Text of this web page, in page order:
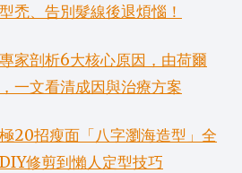
禿、告別髮線後退煩惱！
家剖析6大核心原因，由荷爾
一文看清成因與治療方案
20招瘦面「八字瀏海造型」全
修剪到懶人定型技巧